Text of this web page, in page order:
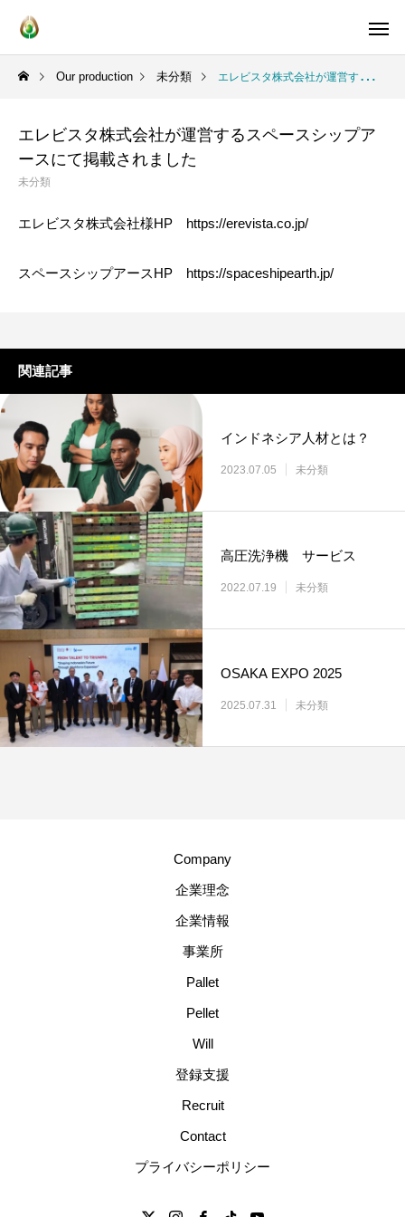
Our production 未分類 エレビスタ株式会社が運営するスペースシップアースにて掲載されました
エレビスタ株式会社が運営するスペースシップア
ースにて掲載されました
未分類
エレビスタ株式会社様HP https://erevista.co.jp/
スペースシップアースHP https://spaceshipearth.jp/
関連記事
インドネシア人材とは？
2023.07.05 未分類
高圧洗浄機 サービス
2022.07.19 未分類
OSAKA EXPO 2025
2025.07.31 未分類
Company
企業理念
企業情報
事業所
Pallet
Pellet
Will
登録支援
Recruit
Contact
プライバシーポリシー